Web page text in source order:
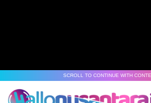
SCROLL TO CONTINUE WITH